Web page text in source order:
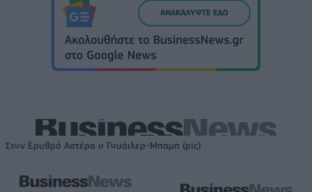
Στον Ερυθρό Αστέρα ο Γουάιλερ-Μπαμπ (pic)